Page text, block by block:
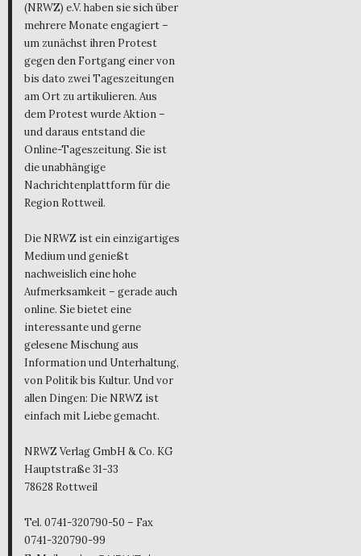
(NRWZ) e.V. haben sie sich über
mehrere Monate engagiert –
um zunächst ihren Protest
gegen den Fortgang einer von
bis dato zwei Tageszeitungen
am Ort zu artikulieren. Aus
dem Protest wurde Aktion –
und daraus entstand die
Online-Tageszeitung. Sie ist
die unabhängige
Nachrichtenplattform für die
Region Rottweil.
Die NRWZ ist ein einzigartiges
Medium und genießt
nachweislich eine hohe
Aufmerksamkeit – gerade auch
online. Sie bietet eine
interessante und gerne
gelesene Mischung aus
Information und Unterhaltung,
von Politik bis Kultur. Und vor
allen Dingen: Die NRWZ ist
einfach mit Liebe gemacht.
NRWZ Verlag GmbH & Co. KG
Hauptstraße 31-33
78628 Rottweil
Tel. 0741-320790-50 – Fax
0741-320790-99